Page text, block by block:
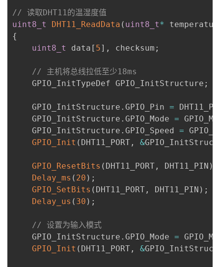
// 读取DHT11的温湿度值
uint8_t
DHT11_ReadData ( uint8_t*
{
uint8_t
data [ 5] , checksum ;
// 主机将总线拉低至少18ms
    GPIO_InitTypeDef GPIO_InitStructure
;
    GPIO_InitStructure
. GPIO_Pin =
    GPIO_InitStructure
. GPIO_Mode =
    GPIO_InitStructure
. GPIO_Speed =
GPIO_Init ( DHT11_PORT , &
GPIO_ResetBits ( DHT11_PORT , DHT11_PIN )
Delay_ms ( 20 ) ;
GPIO_SetBits ( DHT11_PORT , DHT11_PIN ) ;
Delay_us ( 30 ) ;
// 设置为输入模式
    GPIO_InitStructure
. GPIO_Mode =
GPIO_Init ( DHT11_PORT , &